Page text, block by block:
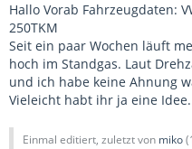
Hallo Vorab Fahrzeugdaten:
250TKM
Seit ein paar Wochen läuft
hoch im Standgas. Laut
und ich habe keine Ahnung
Vieleicht habt ihr ja eine
Einmal editiert, zuletzt von miko(